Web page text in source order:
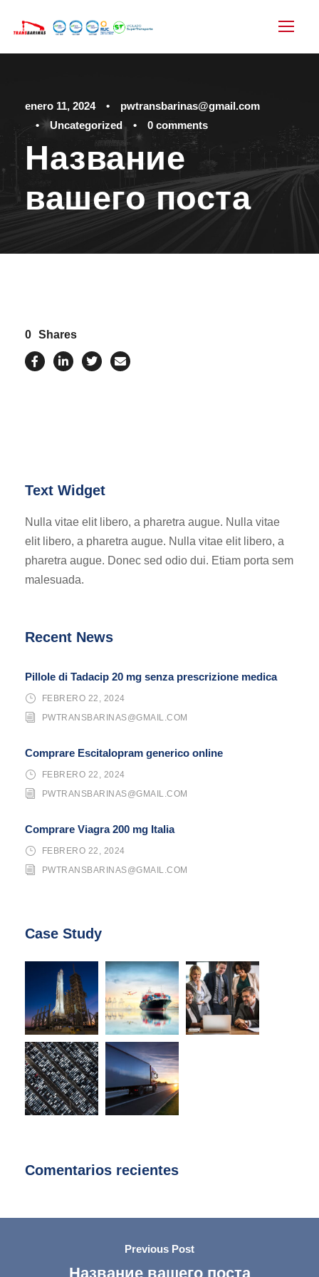
enero 11, 2024 •
pwtransbarinas@gmail.com
•
Uncategorized • 0 comments
Название
вашего поста
0 Shares
Text Widget
Nulla vitae elit libero, a pharetra augue. Nulla vitae
elit libero, a pharetra augue. Nulla vitae elit libero, a
pharetra augue. Donec sed odio dui. Etiam porta sem
malesuada.
Recent News
Pillole di Tadacip 20 mg senza prescrizione medica
FEBRERO 22, 2024
PWTRANSBARINAS@GMAIL.COM
Comprare Escitalopram generico online
FEBRERO 22, 2024
PWTRANSBARINAS@GMAIL.COM
Comprare Viagra 200 mg Italia
FEBRERO 22, 2024
PWTRANSBARINAS@GMAIL.COM
Case Study
Comentarios recientes
Previous Post
Название вашего поста